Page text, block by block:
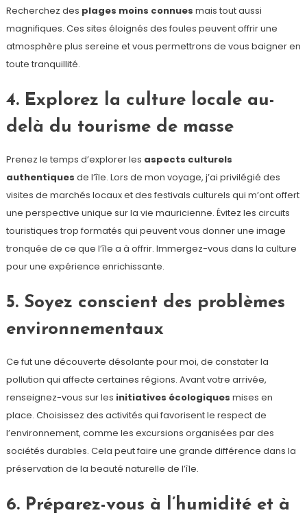
Recherchez des plages moins connues mais tout aussi
magnifiques. Ces sites éloignés des foules peuvent offrir une
atmosphère plus sereine et vous permettrons de vous baigner en
toute tranquillité.
4. Explorez la culture locale au-
delà du tourisme de masse
Prenez le temps d’explorer les aspects culturels
authentiques de l’île. Lors de mon voyage, j’ai privilégié des
visites de marchés locaux et des festivals culturels qui m’ont offert
une perspective unique sur la vie mauricienne. Évitez les circuits
touristiques trop formatés qui peuvent vous donner une image
tronquée de ce que l’île a à offrir. Immergez-vous dans la culture
pour une expérience enrichissante.
5. Soyez conscient des problèmes
environnementaux
Ce fut une découverte désolante pour moi, de constater la
pollution qui affecte certaines régions. Avant votre arrivée,
renseignez-vous sur les initiatives écologiques mises en
place. Choisissez des activités qui favorisent le respect de
l’environnement, comme les excursions organisées par des
sociétés durables. Cela peut faire une grande différence dans la
préservation de la beauté naturelle de l’île.
6. Préparez-vous à l’humidité et à